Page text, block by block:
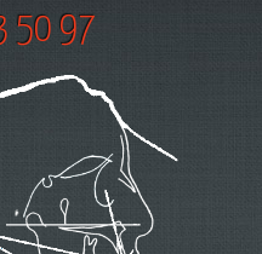
50 97